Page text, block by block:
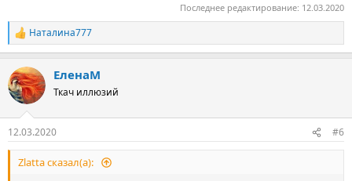
Последнее редактирование: 12.03.2020
Р
е
к
ц
и
Наталина777
ЕленаМ
Ткач иллюзий
12.03.2020 #6
Zlatta сказал(а):